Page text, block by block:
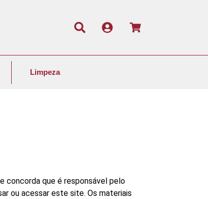
Limpeza
concorda que é responsável pelo
ou acessar este site. Os materiais